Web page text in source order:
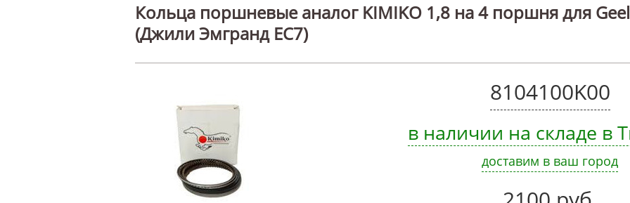
Кольца поршневые аналог KIMIKO 1,8 на 4 поршня для
(Джили Эмгранд ЕС7)
8104100K00
в наличии на складе в
доставим в ваш город